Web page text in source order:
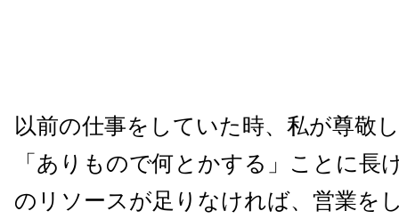
以前の仕事をしていた時、私が尊敬
「ありもので何とかする」ことに長
のリソースが足りなければ、営業を